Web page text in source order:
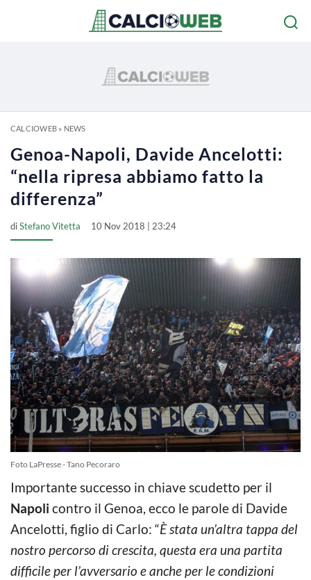
CALCIOWEB» NEWS
Genoa-Napoli, Davide Ancelotti:
“nella ripresa abbiamo fatto la
differenza”
diStefano Vitetta 10 Nov 2018 | 23:24
Foto LaPresse - Tano Pecoraro
Importante successo in chiave scudetto per il
Napoli contro il Genoa, ecco le parole di Davide
Ancelotti, figlio di Carlo: “È stata un’altra tappa del
nostro percorso di crescita, questa era una partita
difficile per l’avversario e anche per le condizioni